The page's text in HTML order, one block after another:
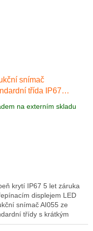
snímač
třída IP67
na externím skladu
krytí IP67 5 let záruka
displejem LED
snímač AI055 ze
třídy s krátkým
M12 vyrobeným z